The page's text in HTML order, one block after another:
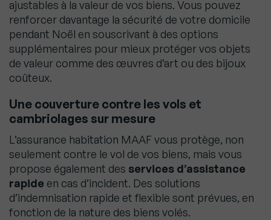
ajustables à la valeur de vos biens. Vous pouvez
renforcer davantage la sécurité de votre domicile
pendant Noël en souscrivant à des options
supplémentaires pour mieux protéger vos objets
de valeur comme des œuvres d’art ou des bijoux
coûteux.
Une couverture contre les vols et
cambriolages sur mesure
L’assurance habitation MAAF vous protège, non
seulement contre le vol de vos biens, mais vous
propose également des services d’assistance
rapide en cas d’incident. Des solutions
d’indemnisation rapide et flexible sont prévues, en
fonction de la nature des biens volés.